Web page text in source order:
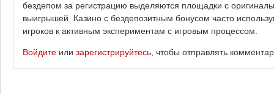
бездепом за регистрацию выделяются площадки с
выигрышей. Казино с бездепозитным бонусом часто
игроков к активным экспериментам с игровым процессом.
Войдите или зарегистрируйтесь , чтобы отправлять